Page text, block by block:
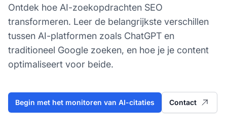
Ontdek hoe AI-zoekopdrachten SEO
transformeren. Leer de belangrijkste verschillen
tussen AI-platformen zoals ChatGPT en
traditioneel Google zoeken, en hoe je je content
optimaliseert voor beide.
Begin met het monitoren van AI-citaties Contact